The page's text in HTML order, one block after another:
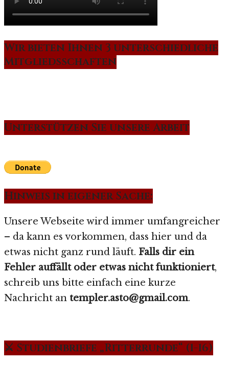
Wir bieten Ihnen 3 unterschiedliche
Mitgliedsschaften
Unterstützen Sie unsere Arbeit
Hinweis in eigener Sache:
Unsere Webseite wird immer umfangreicher
– da kann es vorkommen, dass hier und da
etwas nicht ganz rund läuft. Falls dir ein
Fehler auffällt oder etwas nicht funktioniert,
schreib uns bitte einfach eine kurze
Nachricht an templer.asto@gmail.com.
⚔️ Studienbriefe „Ritterrunde“ (1-16)